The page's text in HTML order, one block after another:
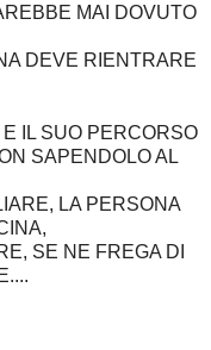
MAI DOVUTO
DEVE RIENTRARE
IL SUO PERCORSO
SAPENDOLO AL
LA PERSONA
SE NE FREGA DI